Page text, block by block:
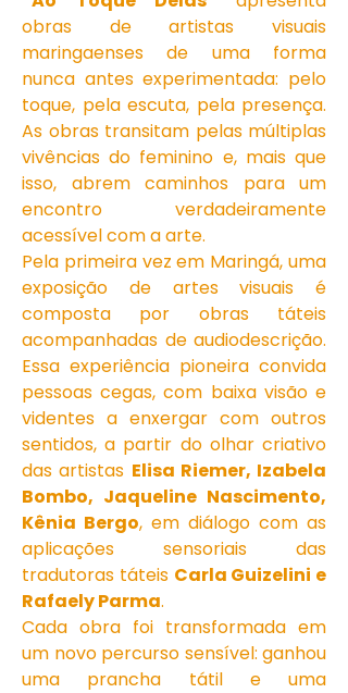
obras de artistas visuais
maringaenses de uma forma
nunca antes experimentada: pelo
toque, pela escuta, pela presença.
As obras transitam pelas múltiplas
vivências do feminino e, mais que
isso, abrem caminhos para um
encontro verdadeiramente
acessível com a arte.
Pela primeira vez em Maringá, uma
exposição de artes visuais é
composta por obras táteis
acompanhadas de audiodescrição.
Essa experiência pioneira convida
pessoas cegas, com baixa visão e
videntes a enxergar com outros
sentidos, a partir do olhar criativo
das artistas Elisa Riemer, Izabela
Bombo, Jaqueline Nascimento,
Kênia Bergo, em diálogo com as
aplicações sensoriais das
tradutoras táteis Carla Guizelini e
Rafaely Parma.
Cada obra foi transformada em
um novo percurso sensível: ganhou
uma prancha tátil e uma